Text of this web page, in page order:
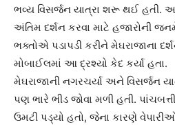
ભવ્ય વિસર્જન યાત્રા શરૂ થઈ હતી. આ
અંતિમ દર્શન કરવા માટે હજારોની
ભક્તોએ પડાપડી કરીને મેઘરાજાના
મોબાઈલમાં આ દ્રશ્યો કેદ કર્યા હતા.
મેઘરાજાની નગરચર્યા અને વિસર્જન
પણ ભારે ભીડ જોવા મળી હતી.
ઉમટી પડ્યો હતો, જેના કારણે